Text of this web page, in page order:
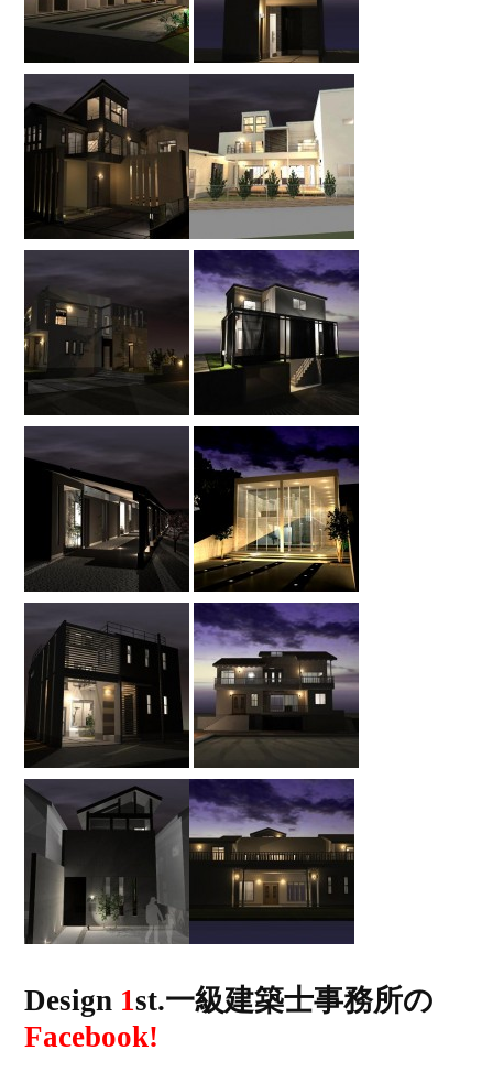
Design 1st.一級建築士事務所の
Facebook!